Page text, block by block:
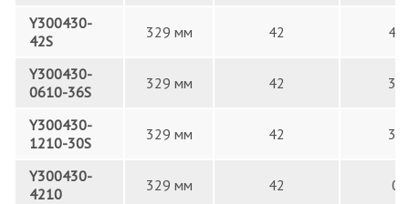
Y300430-
42S
329 мм 42 42
Y300430-
0610-36S
329 мм 42 36
Y300430-
1210-30S
329 мм 42 30
Y300430-
4210
329 мм 42 0